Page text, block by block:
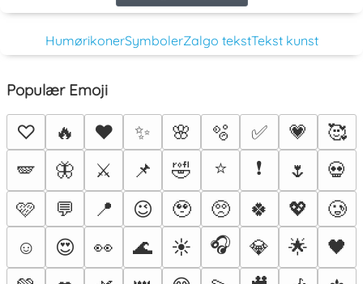
HumørikonerSymbolerZalgo tekstTekst kunst
Populær Emoji
♡ 🔥 ❤️ ✨ 🌸 🫧 ✅ 💗
🥰
🪽
🦋 ⚔️ 📌 🤣 ⭐ ❗ 🌷
💀
🩷
💬 📍 😉 🥹 🥺 🍀 💖
🥲
☺️
😍 👀 🌊 ☀️ 🎧 💎 🌟
🖤